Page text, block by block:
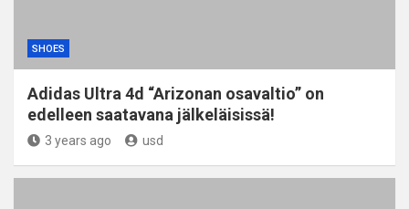
SHOES
Adidas Ultra 4d “Arizonan osavaltio” on
edelleen saatavana jälkeläisissä!
3 years ago usd